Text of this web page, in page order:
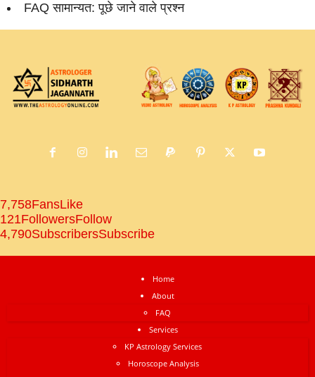
FAQ सामान्‍यत: पूछे जाने वाले प्रश्‍न
7,758FansLike
121FollowersFollow
4,790SubscribersSubscribe
Home
About
FAQ
Services
KP Astrology Services
Horoscope Analysis